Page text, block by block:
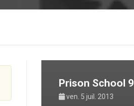
Prison School 9
ven. 5 juil. 2013